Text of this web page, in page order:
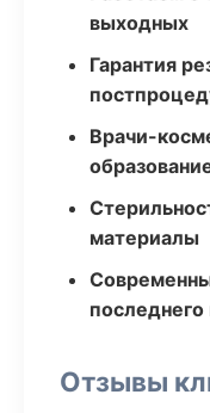
выходных
Гарантия
Врачи-
материалы
Отзывы